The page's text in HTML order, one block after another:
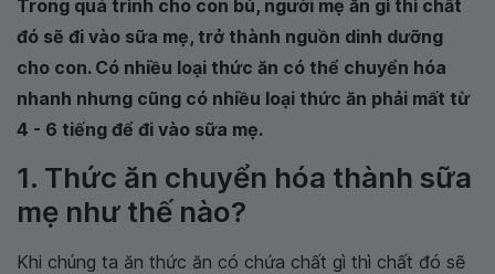
Trong quá trình cho con bú, người mẹ ăn gì thì chất
đó sẽ đi vào sữa mẹ, trở thành nguồn dinh dưỡng
cho con. Có nhiều loại thức ăn có thể chuyển hóa
nhanh nhưng cũng có nhiều loại thức ăn phải mất từ
4 - 6 tiếng để đi vào sữa mẹ.
1. Thức ăn chuyển hóa thành sữa
mẹ như thế nào?
Khi chúng ta ăn thức ăn có chứa chất gì thì chất đó sẽ